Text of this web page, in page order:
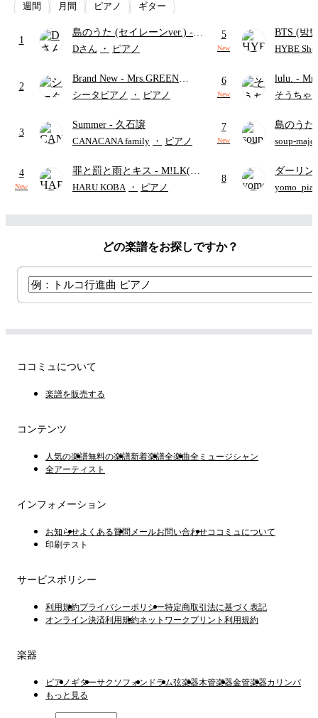
週間 月間 ピアノ ギター
1
島のうた (セイレーンver.) -
セイレーン(CV.鈴木みのり)
ード・ペダル付き/『映画ちい
かわ 人魚の島のひみつ』よ
Dさん ・ ピアノ
2
Brand New - Mrs.GREEN
APPLE
シータピアノ ・ ピアノ
3
Summer - 久石譲
CANACANA family ・ ピアノ
4
New
罪と罰と雨とキス - M!LK(佐
野勇斗&吉田仁人)
HARU KOBA ・ ピアノ
5
New
BTS (방
HYBE
6
New
lulu. -
そうちゃ
7
New
島のうた
映画ちい
soup-majo
8
ダーリン
APPLE (
どの楽譜をお探しですか？
ココミュについて
楽譜を販売する
コンテンツ
人気の楽譜無料の楽譜新着楽譜全楽曲全ミュージシャン
全アーティスト
インフォメーション
お知らせよくある質問 メールお問い合わせココミュについて
印刷テスト
サービスポリシー
利用規約プライバシーポリシー特定商取引法に基づく表記
オンライン決済利用規約ネットワークプリント利用規約
楽器
ピアノ ギターサクソフォン ドラム弦楽器木管楽器金管楽器カリンバ
もっと見る